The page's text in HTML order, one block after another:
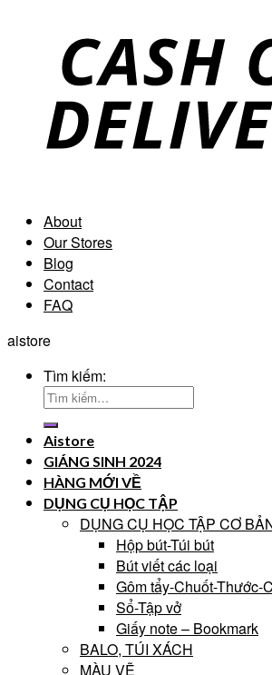
About
Our Stores
Blog
Contact
FAQ
aistore
Tìm kiếm:
Aistore
GIÁNG SINH 2024
HÀNG MỚI VỀ
DỤNG CỤ HỌC TẬP
DỤNG CỤ HỌC TẬP CƠ
Hộp bút-Túi bút
Bút viết các loại
Gôm tẩy-Chuốt-Thước-
Sổ-Tập vở
Giấy note – Bookmark
BALO, TÚI XÁCH
MÀU VẼ